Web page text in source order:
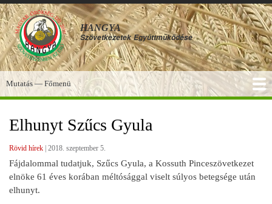
Ugrás
a
tartalomra
HANGYA
Szövetkezetek Együttműködése
Főmenü
Mutatás — Főmenü
Elhunyt Szűcs Gyula
Rövid hírek 2018. szeptember 5.
Fájdalommal tudatjuk, Szűcs Gyula, a Kossuth Pinceszövetkezet
elnöke 61 éves korában méltósággal viselt súlyos betegsége után
elhunyt.